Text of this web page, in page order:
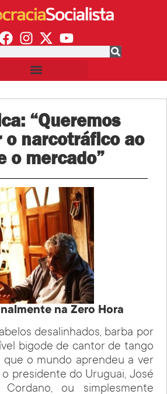
“Queremos
o narcotráfico ao
o mercado”
na Zero Hora
desalinhados, barba por
bigode de cantor de tango
que o mundo aprendeu a ver
presidente do Uruguai, José
ou simplesmente